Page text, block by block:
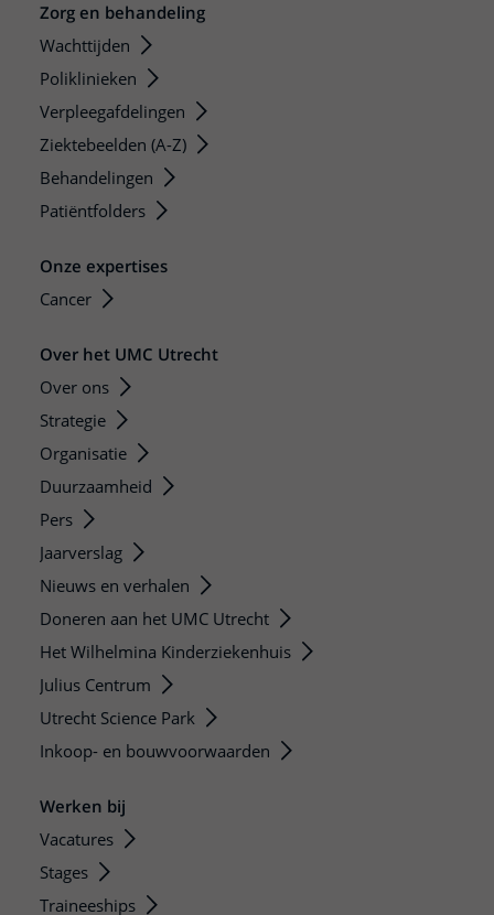
Zorg en behandeling
Wachttijden
Poliklinieken
Verpleegafdelingen
Ziektebeelden (A-Z)
Behandelingen
Patiëntfolders
Onze expertises
Cancer
Over het UMC Utrecht
Over ons
Strategie
Organisatie
Duurzaamheid
Pers
Jaarverslag
Nieuws en verhalen
Doneren aan het UMC Utrecht
Het Wilhelmina Kinderziekenhuis
Julius Centrum
Utrecht Science Park
Inkoop- en bouwvoorwaarden
Werken bij
Vacatures
Stages
Traineeships